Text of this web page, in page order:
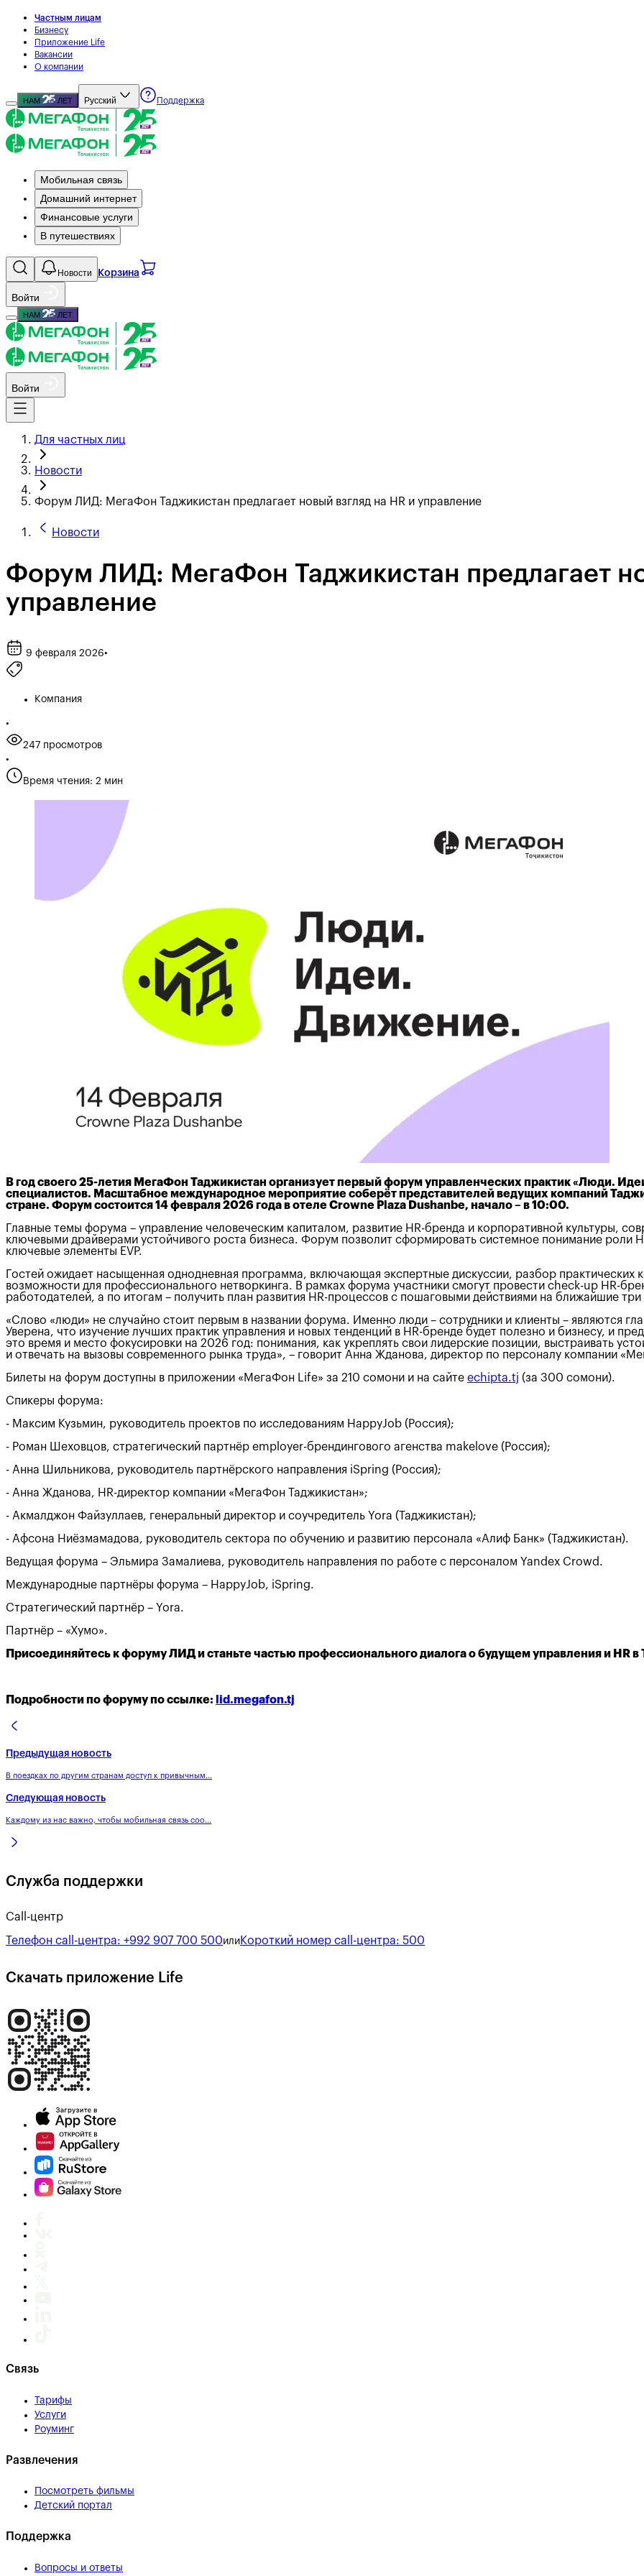
Частным лицам
Бизнесу
Приложение Life
Вакансии
О компании
НАМ ЛЕТ Русский Поддержка
Мобильная связь
Домашний интернет
Финансовые услуги
В путешествиях
Новости Корзина
Войти
НАМ ЛЕТ
Войти
Для частных лиц
Новости
Форум ЛИД: МегаФон Таджикистан предлагает новый взгляд на HR и управление
Новости
Форум ЛИД: МегаФон Таджикистан предлагает
управление
9 февраля 2026•
Компания
•
247 просмотров
•
Время чтения: 2 мин
В год своего 25-летия МегаФон Таджикистан организует первый форум управленческих практик «Люди.
специалистов. Масштабное международное мероприятие соберёт представителей ведущих компаний
стране. Форум состоится 14 февраля 2026 года в отеле Crowne Plaza Dushanbe, начало – в 10:00.
Главные темы форума – управление человеческим капиталом, развитие HR-бренда и корпоративной культуры,
ключевыми драйверами устойчивого роста бизнеса. Форум позволит сформировать системное понимание роли
ключевые элементы EVP.
Гостей ожидает насыщенная однодневная программа, включающая экспертные дискуссии, разбор практических
возможности для профессионального нетворкинга. В рамках форума участники смогут провести check-up HR-
работодателей, а по итогам – получить план развития HR-процессов с пошаговыми действиями на ближайшие
«Слово «люди» не случайно стоит первым в названии форума. Именно люди – сотрудники и клиенты – являются
Уверена, что изучение лучших практик управления и новых тенденций в HR-бренде будет полезно и бизнесу, и
это время и место фокусировки на 2026 год: понимания, как укреплять свои лидерские позиции, выстраивать
и отвечать на вызовы современного рынка труда», – говорит Анна Жданова, директор по персоналу компании
Билеты на форум доступны в приложении «МегаФон Life» за 210 сомони и на сайте echipta.tj (за 300 сомони).
Спикеры форума:
- Максим Кузьмин, руководитель проектов по исследованиям HappyJob (Россия);
- Роман Шеховцов, стратегический партнёр employer-брендингового агенства makelove (Россия);
- Анна Шильникова, руководитель партнёрского направления iSpring (Россия);
- Анна Жданова, HR-директор компании «МегаФон Таджикистан»;
- Акмалджон Файзуллаев, генеральный директор и соучредитель Yora (Таджикистан);
- Афсона Ниёзмамадова, руководитель сектора по обучению и развитию персонала «Алиф Банк» (Таджикистан).
Ведущая форума – Эльмира Замалиева, руководитель направления по работе с персоналом Yandex Crowd.
Международные партнёры форума – HappyJob, iSpring.
Стратегический партнёр – Yora.
Партнёр – «Хумо».
Присоединяйтесь к форуму ЛИД и станьте частью профессионального диалога о будущем управления и HR в
Подробности по форуму по ссылке: lid.megafon.tj
Предыдущая новость
В поездках по другим странам доступ к привычным...
Следующая новость
Каждому из нас важно, чтобы мобильная связь соо...
Служба поддержки
Call-центр
Телефон call-центра: +992 907 700 500или Короткий номер call-центра: 500
Скачать приложение Life
Связь
Тарифы
Услуги
Роуминг
Развлечения
Посмотреть фильмы
Детский портал
Поддержка
Вопросы и ответы